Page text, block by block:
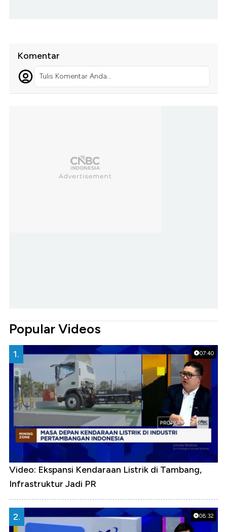
Komentar
Tulis Komentar Anda...
Popular Videos
07:40
1.
Video: Ekspansi Kendaraan Listrik di Tambang,
Infrastruktur Jadi PR
08:32
2.